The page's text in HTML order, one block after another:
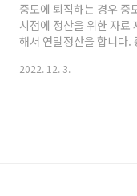
중도에 퇴직하는 경우 중
시점에 정산을 위한 자료
해서 연말정산을 합니다.
하게 되며 실제 공제받지
나 관할 세무서에 신고
니던 회사의 근로소득
2022. 12. 3.